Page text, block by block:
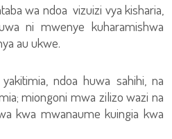
wa ndoa vizuizi vya kisharia,
ni mwenye kuharamishwa
au ukwe.
ndoa huwa sahihi, na
miongoni mwa zilizo wazi na
kwa mwanaume kuingia kwa